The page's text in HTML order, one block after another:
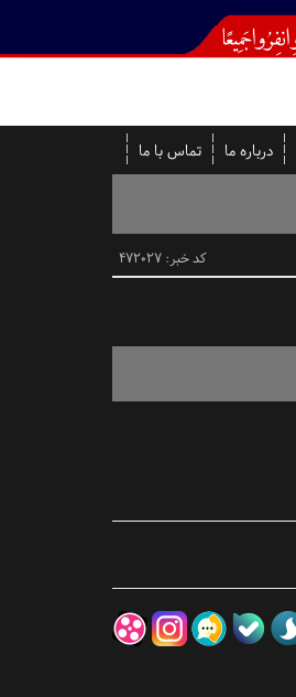
درباره ما تماس با ما
کد خبر: 472027